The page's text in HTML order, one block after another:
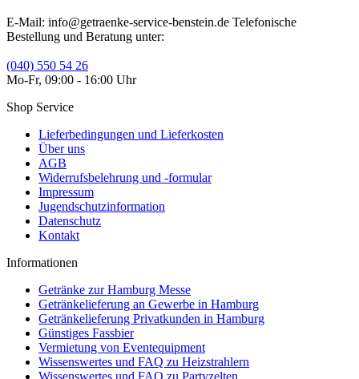
E-Mail: info@getraenke-service-benstein.de Telefonische
Bestellung und Beratung unter:
(040) 550 54 26
Mo-Fr, 09:00 - 16:00 Uhr
Shop Service
Lieferbedingungen und Lieferkosten
Über uns
AGB
Widerrufsbelehrung und -formular
Impressum
Jugendschutzinformation
Datenschutz
Kontakt
Informationen
Getränke zur Hamburg Messe
Getränkelieferung an Gewerbe in Hamburg
Getränkelieferung Privatkunden in Hamburg
Günstiges Fassbier
Vermietung von Eventequipment
Wissenswertes und FAQ zu Heizstrahlern
Wissenswertes und FAQ zu Partyzelten